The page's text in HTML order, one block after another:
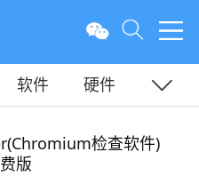
软件
硬件
检查软件)
版